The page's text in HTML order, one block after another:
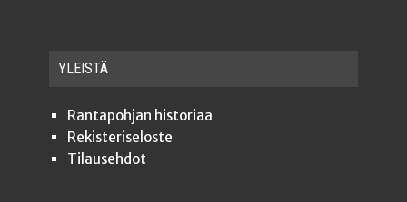
YLEISTÄ
Ran­ta­poh­jan historiaa
Rekis­te­ri­se­los­te
Tilauseh­dot